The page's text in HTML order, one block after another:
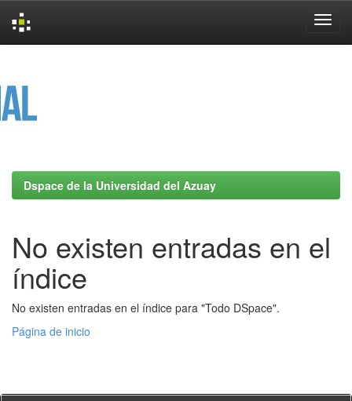
Dspace de la Universidad del Azuay
No existen entradas en el
índice
No existen entradas en el índice para "Todo DSpace".
Página de inicio